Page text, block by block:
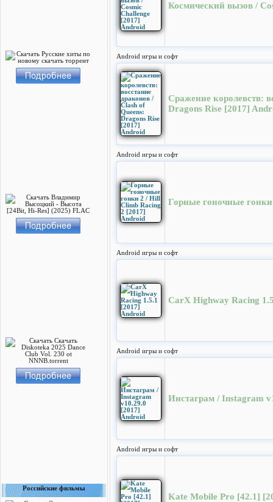
Российские фильмы
Космический вызов /
Android игры и софт
Сражение королевств:
Dragons Rise [2017]
Android игры и софт
Горные гоночные
Android игры и софт
CarX Highway Racing
Android игры и софт
Инстаграм / Instagram
Android игры и софт
Kate Mobile Pro [42.1]